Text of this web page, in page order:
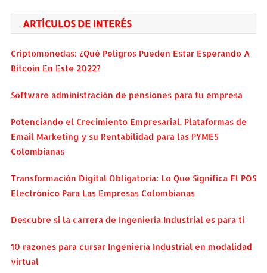
ARTÍCULOS DE INTERÉS
Criptomonedas: ¿Qué Peligros Pueden Estar Esperando A
Bitcoin En Este 2022?
Software administración de pensiones para tu empresa
Potenciando el Crecimiento Empresarial. Plataformas de
Email Marketing y su Rentabilidad para las PYMES
Colombianas
Transformación Digital Obligatoria: Lo Que Significa El POS
Electrónico Para Las Empresas Colombianas
Descubre si la carrera de Ingeniería Industrial es para ti
10 razones para cursar Ingeniería Industrial en modalidad
virtual